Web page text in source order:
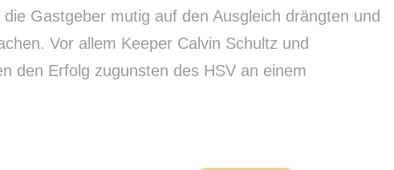
Gastgeber mutig auf den Ausgleich drängten und
Vor allem Keeper Calvin Schultz und
den Erfolg zugunsten des HSV an einem